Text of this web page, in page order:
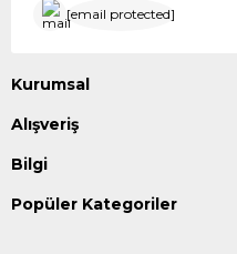
[email protected]
Kurumsal
Alışveriş
Bilgi
Popüler Kategoriler